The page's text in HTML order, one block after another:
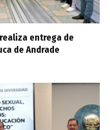
entrega de
de Andrade